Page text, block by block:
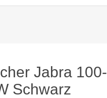
Jabra 100-
Schwarz